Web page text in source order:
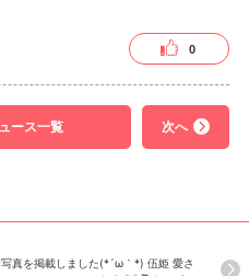
0
ース一覧 次へ
真を掲載しました(*´ω｀*) 伍姫 愛さ